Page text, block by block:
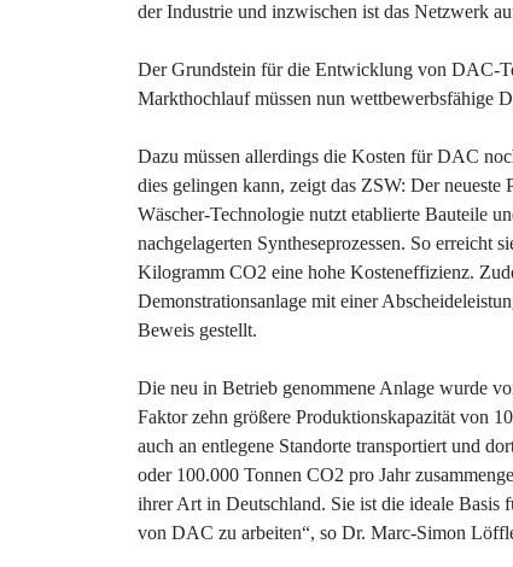
der Industrie und inzwischen ist das Netzwerk
Der Grundstein für die Entwicklung von DAC-
Markthochlauf müssen nun wettbewerbsfähige
Dazu müssen allerdings die Kosten für DAC
dies gelingen kann, zeigt das ZSW: Der
Wäscher-Technologie nutzt etablierte Bauteile
nachgelagerten Syntheseprozessen. So erreicht
Kilogramm CO2 eine hohe Kosteneffizienz.
Demonstrationsanlage mit einer
Beweis gestellt.
Die neu in Betrieb genommene Anlage wurde
Faktor zehn größere Produktionskapazität von
auch an entlegene Standorte transportiert und
oder 100.000 Tonnen CO2 pro Jahr
ihrer Art in Deutschland. Sie ist die ideale Basis
von DAC zu arbeiten“, so Dr. Marc-Simon